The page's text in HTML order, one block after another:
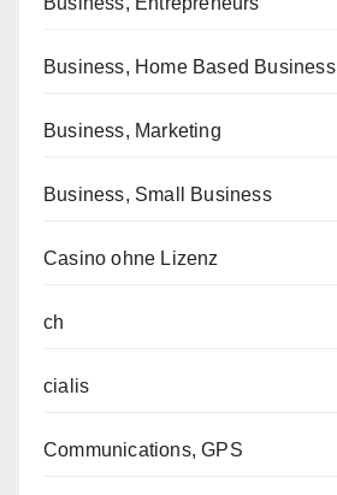
Business, Home Based Business
Business, Marketing
Business, Small Business
Casino ohne Lizenz
ch
cialis
Communications, GPS